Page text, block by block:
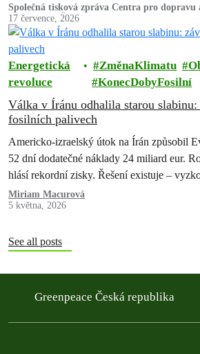
Společná tisková zpráva Centra pro dopravu
Greenpeace ČR a Hnutí DUHA
17 července, 2026
Energetická
revoluce
ZměnaKlimatu
KonecDobyFosilní
Válka v Íránu odhalila starou
fosilních palivech
Americko-izraelský útok na Írán způsobil
52 dní dodatečné náklady 24 miliard eur.
hlásí rekordní zisky. Řešení existuje –
2022 a pokazili. Teď máme druhou…
Miriam Macurová
5 května, 2026
See all posts
Greenpeace Česká republika